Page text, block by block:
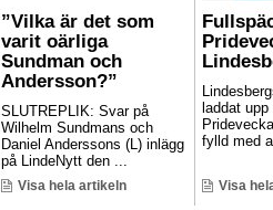
”Vilka är det som
varit oärliga
Sundman och
Andersson?”
SLUTREPLIK: Svar på
Wilhelm Sundmans och
Daniel Anderssons (L) inlägg
på LindeNytt den ...
Visa hela artikeln
laddat
fylld med
Visa